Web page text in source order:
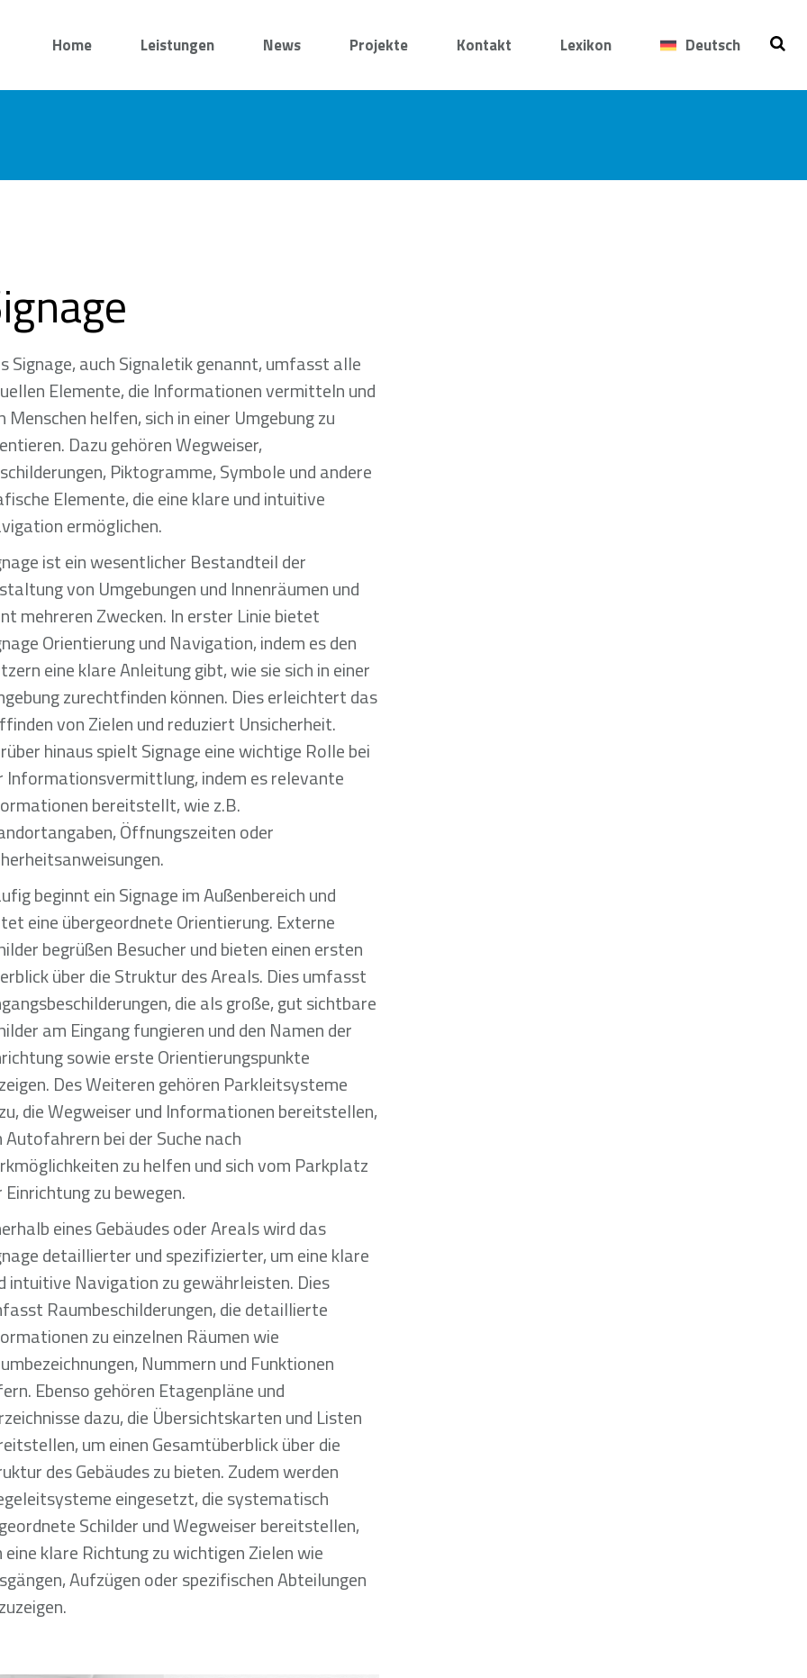
Home Leistungen News Projekte Kontakt Lexikon Deutsch
Signage, auch Signaletik genannt, umfasst alle
Elemente, die Informationen vermitteln und
Menschen helfen, sich in einer Umgebung zu
Dazu gehören Wegweiser,
Piktogramme, Symbole und andere
Elemente, die eine klare und intuitive
ermöglichen.
ist ein wesentlicher Bestandteil der
von Umgebungen und Innenräumen und
mehreren Zwecken. In erster Linie bietet
Orientierung und Navigation, indem es den
eine klare Anleitung gibt, wie sie sich in einer
zurechtfinden können. Dies erleichtert das
von Zielen und reduziert Unsicherheit.
hinaus spielt Signage eine wichtige Rolle bei
Informationsvermittlung, indem es relevante
bereitstellt, wie z.B.
Öffnungszeiten oder
beginnt ein Signage im Außenbereich und
eine übergeordnete Orientierung. Externe
begrüßen Besucher und bieten einen ersten
über die Struktur des Areals. Dies umfasst
die als große, gut sichtbare
am Eingang fungieren und den Namen der
sowie erste Orientierungspunkte
Des Weiteren gehören Parkleitsysteme
die Wegweiser und Informationen bereitstellen,
Autofahrern bei der Suche nach
zu helfen und sich vom Parkplatz
Einrichtung zu bewegen.
eines Gebäudes oder Areals wird das
detaillierter und spezifizierter, um eine klare
intuitive Navigation zu gewährleisten. Dies
Raumbeschilderungen, die detaillierte
zu einzelnen Räumen wie
Nummern und Funktionen
Ebenso gehören Etagenpläne und
dazu, die Übersichtskarten und Listen
um einen Gesamtüberblick über die
des Gebäudes zu bieten. Zudem werden
eingesetzt, die systematisch
Schilder und Wegweiser bereitstellen,
eine klare Richtung zu wichtigen Zielen wie
Aufzügen oder spezifischen Abteilungen